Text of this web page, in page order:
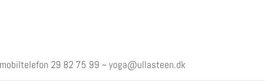
29 82 75 99 ~yoga@ullasteen.dk